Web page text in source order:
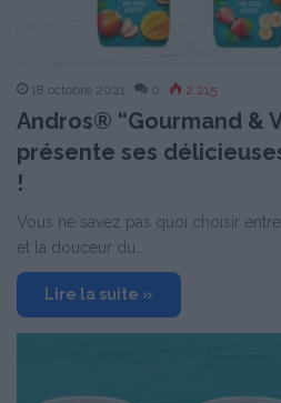
18 octobre 2021 0 2 215
Andros® “Gourmand &
présente ses
!
Vous ne savez pas quoi choisir
et la douceur du…
Lire la suite »